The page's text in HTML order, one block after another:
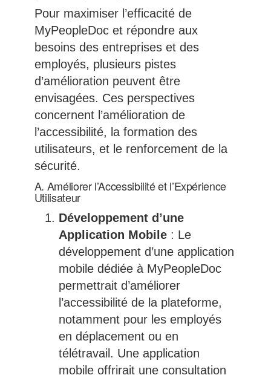
Pour maximiser l’efficacité de
MyPeopleDoc et répondre aux
besoins des entreprises et des
employés, plusieurs pistes
d’amélioration peuvent être
envisagées. Ces perspectives
concernent l’amélioration de
l’accessibilité, la formation des
utilisateurs, et le renforcement de la
sécurité.
A. Améliorer l’Accessibilité et l’Expérience
Utilisateur
Développement d’une
Application Mobile: Le
développement d’une application
mobile dédiée à MyPeopleDoc
permettrait d’améliorer
l’accessibilité de la plateforme,
notamment pour les employés
en déplacement ou en
télétravail. Une application
mobile offrirait une consultation